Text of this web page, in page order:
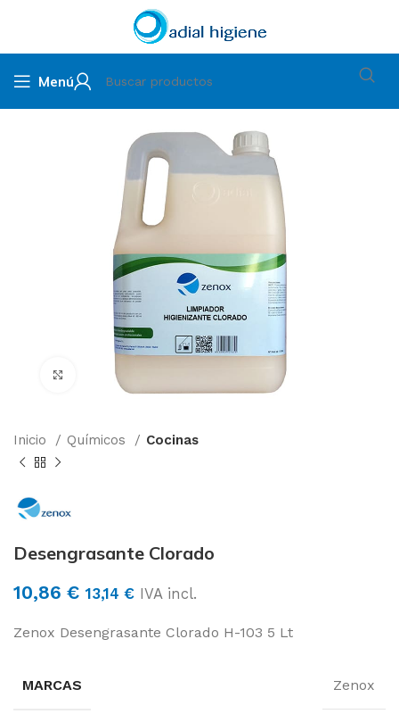
Menú
Clic para ampliar
Inicio Químicos Cocinas
Desengrasante Clorado
10,86 € 13,14 € IVA incl.
Zenox Desengrasante Clorado H-103 5 Lt
MARCAS Zenox